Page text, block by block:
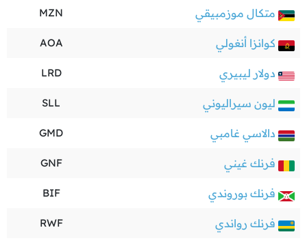
متكال موزمبيقي MZN
كوانزا أنغولي AOA
دولار ليبيري LRD
ليون سيراليوني SLL
دالاسي غامبي GMD
فرنك غيني GNF
فرنك بوروندي BIF
فرنك رواندي RWF